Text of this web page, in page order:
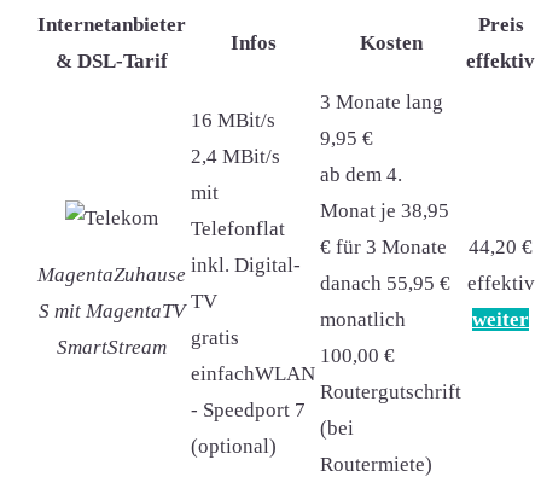
Internetanbieter
& DSL-Tarif
Infos Kosten
Preis
effektiv
MagentaZuhause
S mit MagentaTV
SmartStream
16 MBit/s
2,4 MBit/s
mit
Telefonflat
inkl. Digital-
TV
gratis
einfachWLAN
- Speedport 7
(optional)
3 Monate lang
9,95 €
ab dem 4.
Monat je 38,95
€ für 3 Monate
danach 55,95 €
monatlich
100,00 €
Routergutschrift
(bei
Routermiete)
44,20 €
effektiv
weiter